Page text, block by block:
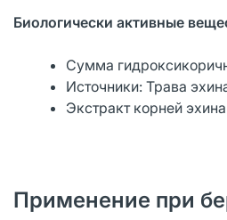
Биологически активные
Сумма
Источники: Трава
Экстракт корней
Применение при